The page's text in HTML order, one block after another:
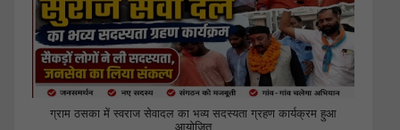
ग्राम ठसका में स्वराज सेवादल का भव्य सदस्यता ग्रहण कार्यक्रम हुआ
आयोजित